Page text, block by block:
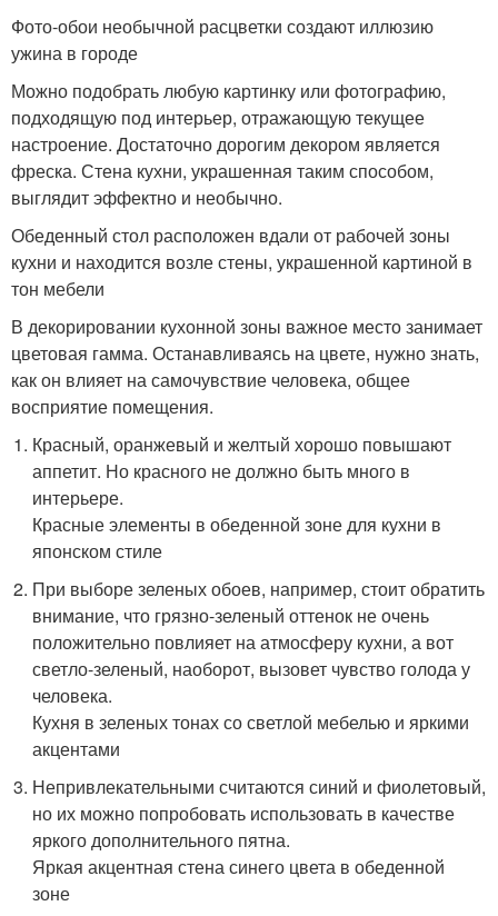
Фото-обои необычной расцветки создают иллюзию
ужина в городе
Можно подобрать любую картинку или фотографию,
подходящую под интерьер, отражающую текущее
настроение. Достаточно дорогим декором является
фреска. Стена кухни, украшенная таким способом,
выглядит эффектно и необычно.
Обеденный стол расположен вдали от рабочей зоны
кухни и находится возле стены, украшенной картиной в
тон мебели
В декорировании кухонной зоны важное место занимает
цветовая гамма. Останавливаясь на цвете, нужно знать,
как он влияет на самочувствие человека, общее
восприятие помещения.
Красный, оранжевый и желтый хорошо повышают
аппетит. Но красного не должно быть много в
интерьере.
Красные элементы в обеденной зоне для кухни в
японском стиле
При выборе зеленых обоев, например, стоит обратить
внимание, что грязно-зеленый оттенок не очень
положительно повлияет на атмосферу кухни, а вот
светло-зеленый, наоборот, вызовет чувство голода у
человека.
Кухня в зеленых тонах со светлой мебелью и яркими
акцентами
Непривлекательными считаются синий и фиолетовый,
но их можно попробовать использовать в качестве
яркого дополнительного пятна.
Яркая акцентная стена синего цвета в обеденной
зоне